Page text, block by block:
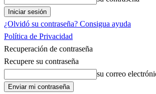
¿Olvidó su contraseña? Consigua ayuda
Política de Privacidad
Recuperación de contraseña
Recupere su contraseña
su correo